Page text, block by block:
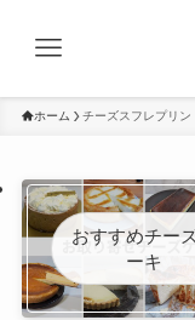
ホーム チーズスフレプリン
おすすめチー
ーキ